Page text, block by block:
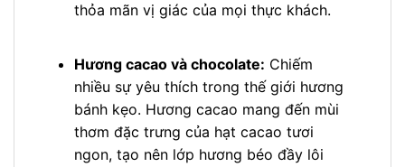
thỏa mãn vị giác của mọi thực khách.
Hương cacao và chocolate: Chiếm
nhiều sự yêu thích trong thế giới hương
bánh kẹo. Hương cacao mang đến mùi
thơm đặc trưng của hạt cacao tươi
ngon, tạo nên lớp hương béo đầy lôi